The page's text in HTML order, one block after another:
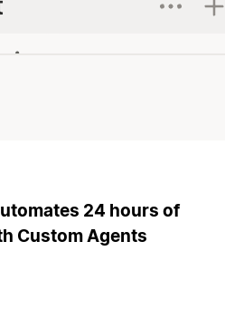
24 hours of
Custom Agents